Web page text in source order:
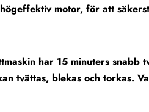
motor, för att
har 15 minuters
tvättas, blekas och torkas.